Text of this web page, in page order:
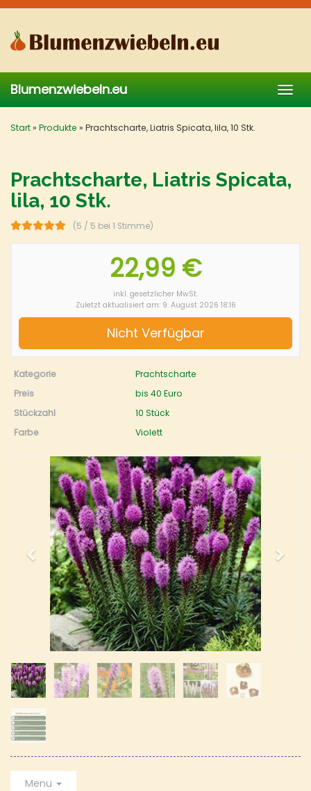
Skip
main
content
Blumenzwiebeln.eu
Start» Produkte » Prachtscharte, Liatris Spicata, lila, 10 Stk.
Prachtscharte, Liatris Spicata,
lila, 10 Stk.
(5 / 5 bei 1 Stimme)
22,99 €
inkl. gesetzlicher MwSt.
Zuletzt aktualisiert am: 9. August 2026 18:16
Nicht Verfügbar
Kategorie
Prachtscharte
Preis
bis 40 Euro
Stückzahl
10 Stück
Farbe
Violett
Menu